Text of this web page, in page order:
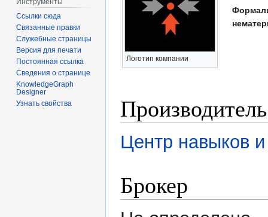
Логотип компании
Центр навыков
Брокер
Инструменты
Ссылки сюда
Связанные правки
Служебные страницы
Версия для печати
Постоянная ссылка
Сведения о странице
KnowledgeGraph
Designer
Узнать свойства